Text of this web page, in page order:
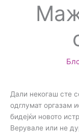
Дали некогаш сте
одглумат оргазам
бидејќи новото
Верувале или не